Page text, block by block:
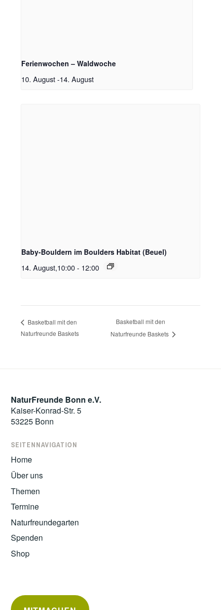
Ferienwochen – Waldwoche
10. August -14. August
Baby-Bouldern im Boulders Habitat (Beuel)
14. August,10:00 - 12:00
Basketball mit den
Naturfreunde Baskets
Basketball mit den
Naturfreunde Baskets
NaturFreunde Bonn e.V.
Kaiser-Konrad-Str. 5
53225 Bonn
SEITENNAVIGATION
Home
Über uns
Themen
Termine
Naturfreundegarten
Spenden
Shop